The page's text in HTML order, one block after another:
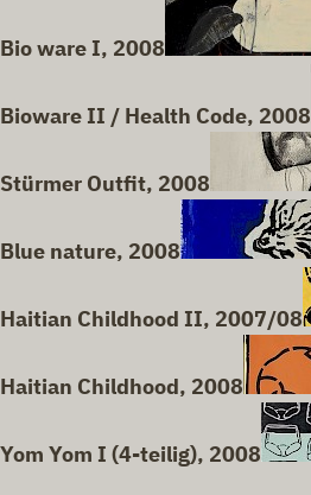
Bio ware I, 2008
Bioware II / Health Code, 2008
Stürmer Outfit, 2008
Blue nature, 2008
Haitian Childhood II, 2007/08
Haitian Childhood, 2008
Yom Yom I (4-teilig), 2008